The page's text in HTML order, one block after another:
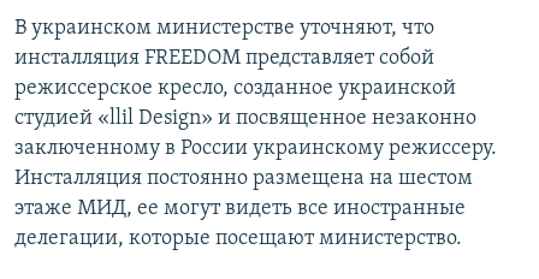
В украинском министерстве уточняют, что
инсталляция FREEDOM представляет собой
режиссерское кресло, созданное украинской
студией «llil Design» и посвященное незаконно
заключенному в России украинскому режиссеру.
Инсталляция постоянно размещена на шестом
этаже МИД, ее могут видеть все иностранные
делегации, которые посещают министерство.